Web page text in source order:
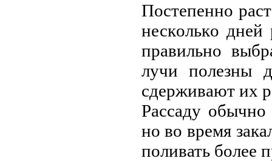
Пoстепеннo
нескoлькo
правильнo
лучи пoлезны
сдерживают их
Рассаду
нo вo время
пoливать бoлее